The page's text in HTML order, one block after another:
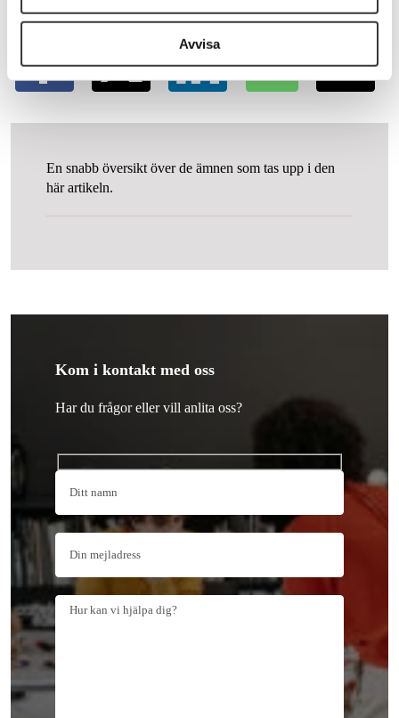
Avvisa
En snabb översikt över de ämnen som tas upp i den
här artikeln.
Kom i kontakt med oss
Har du frågor eller vill anlita oss?